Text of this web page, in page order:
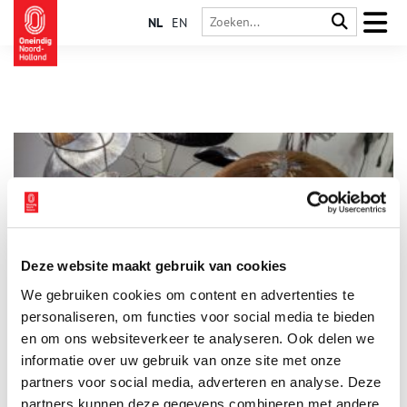
Deze website maakt gebruik van cookies
We gebruiken cookies om content en advertenties te
personaliseren, om functies voor social media te bieden
en om ons websiteverkeer te analyseren. Ook delen we
informatie over uw gebruik van onze site met onze
partners voor social media, adverteren en analyse. Deze
partners kunnen deze gegevens combineren met andere
NL EN
De oude negende-eeuwse boomstobbe uit de collectie van het
Verwey Museum Haarlem, te zien in de historische
tentoonstelling ‘Allemaal Haarlemmers’, dient als uitgangspunt
voor ‘Het geheim van de diepe tijd…’, de tweede in de reeks
van drie transhistorische kunsttentoonstellingen ‘Laat los en
koester’. De tentoonstelling opent 3 mei en toont t/m 29
september de werken van Jeanne Aubert, Fabio Barile, Sjoerd
3 min